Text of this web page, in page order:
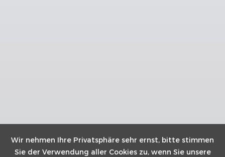
Wir nehmen Ihre Privatsphäre sehr ernst, bitte stimmen
Sie der Verwendung aller Cookies zu, wenn Sie unsere